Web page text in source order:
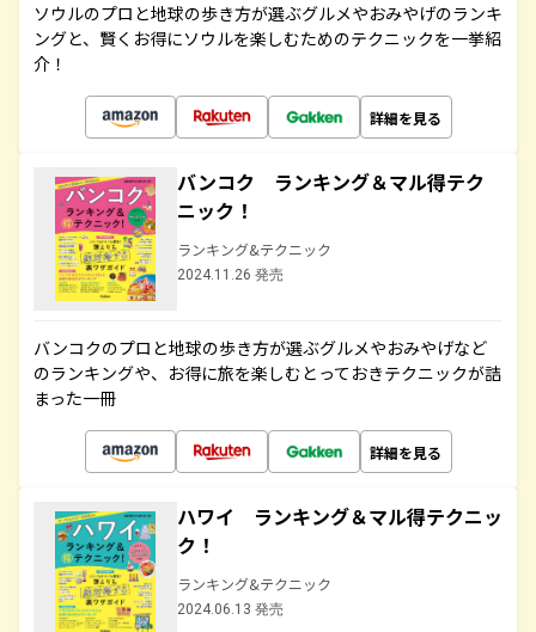
ソウルのプロと地球の歩き方が選ぶグルメやおみやげのランキ
ングと、賢くお得にソウルを楽しむためのテクニックを一挙紹
介！
詳細を見る
バンコク ランキング＆マル得テク
ニック！
ランキング&テクニック
2024.11.26 発売
バンコクのプロと地球の歩き方が選ぶグルメやおみやげなど
のランキングや、お得に旅を楽しむとっておきテクニックが詰
まった一冊
詳細を見る
ハワイ ランキング＆マル得テクニッ
ク！
ランキング&テクニック
2024.06.13 発売